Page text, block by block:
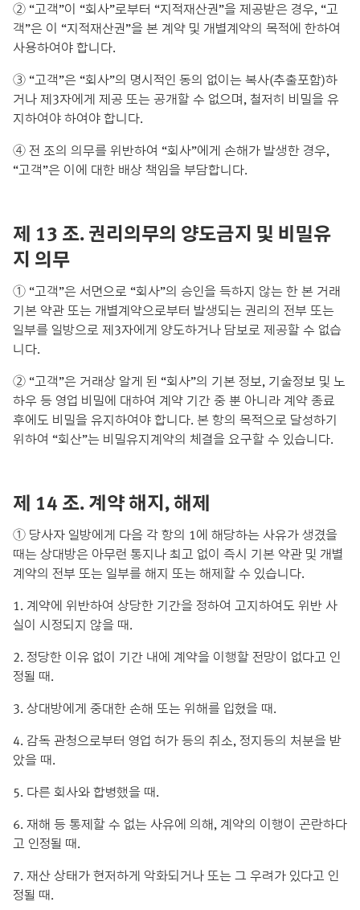
② “고객”이 “회사”로부터 “지적재산권”을 제공받은 경우, “고
객”은 이 “지적재산권”을 본 계약 및 개별계약의 목적에 한하여
사용하여야 합니다.
③ “고객”은 “회사”의 명시적인 동의 없이는 복사(추출포함)하
거나 제3자에게 제공 또는 공개할 수 없으며, 철저히 비밀을 유
지하여야 하여야 합니다.
④ 전 조의 의무를 위반하여 “회사”에게 손해가 발생한 경우,
“고객”은 이에 대한 배상 책임을 부담합니다.
제 13 조. 권리의무의 양도금지 및 비밀유
지 의무
① “고객”은 서면으로 “회사”의 승인을 득하지 않는 한 본 거래
기본 약관 또는 개별계약으로부터 발생되는 권리의 전부 또는
일부를 일방으로 제3자에게 양도하거나 담보로 제공할 수 없습
니다.
② “고객”은 거래상 알게 된 “회사”의 기본 정보, 기술정보 및 노
하우 등 영업 비밀에 대하여 계약 기간 중 뿐 아니라 계약 종료
후에도 비밀을 유지하여야 합니다. 본 항의 목적으로 달성하기
위하여 “회산”는 비밀유지계약의 체결을 요구할 수 있습니다.
제 14 조.계약해지, 해제
① 당사자 일방에게 다음 각 항의 1에 해당하는 사유가 생겼을
때는 상대방은 아무런 통지나 최고 없이 즉시 기본 약관 및 개별
계약의 전부 또는 일부를 해지 또는 해제할 수 있습니다.
1. 계약에 위반하여 상당한 기간을 정하여 고지하여도 위반 사
실이 시정되지 않을 때.
2. 정당한 이유 없이 기간 내에 계약을 이행할 전망이 없다고 인
정될 때.
3. 상대방에게 중대한 손해 또는 위해를 입혔을 때.
4. 감독 관청으로부터 영업 허가 등의 취소, 정지등의 처분을 받
았을 때.
5. 다른 회사와 합병했을 때.
6. 재해 등 통제할 수 없는 사유에 의해, 계약의 이행이 곤란하다
고 인정될 때.
7. 재산 상태가 현저하게 악화되거나 또는 그 우려가 있다고 인
정될 때.